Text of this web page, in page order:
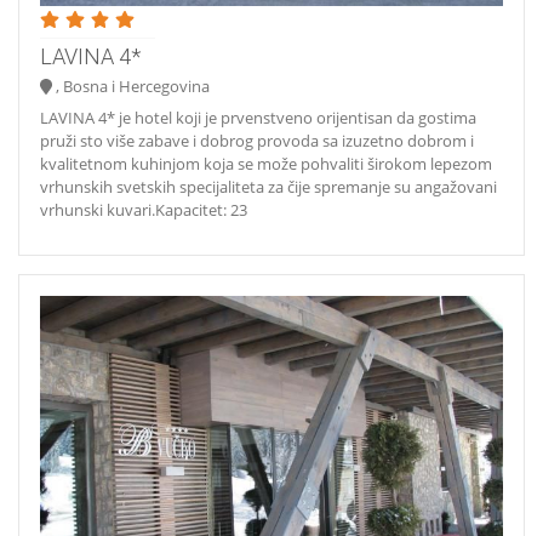
LAVINA 4*
, Bosna i Hercegovina
LAVINA 4* je hotel koji je prvenstveno orijentisan da gostima
pruži sto više zabave i dobrog provoda sa izuzetno dobrom i
kvalitetnom kuhinjom koja se može pohvaliti širokom lepezom
vrhunskih svetskih specijaliteta za čije spremanje su angažovani
vrhunski kuvari.Kapacitet: 23